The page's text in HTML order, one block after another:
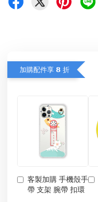
加購配件享 𝟴 折
客製加購 手機殼手
帶 支架 腕帶 扣環